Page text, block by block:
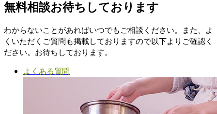
無料相談お待ちしております
わからないことがあればいつでもご相談ください。また、よ
くいただくご質問も掲載しておりますので以下よりご確認く
ださい。お待ちしております。
よくある質問